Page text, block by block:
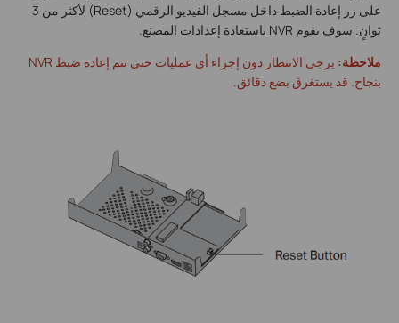
على زر إعادة الضبط داخل مسجل الفيديو الرقمي (Reset) لأكثر من 3
ثوانٍ. سوف يقوم NVR باستعادة إعدادات المصنع.
ملاحظة:
يرجى الانتظار دون إجراء أي عمليات حتى تتم إعادة ضبط NVR
بنجاح. قد يستغرق بضع دقائق.